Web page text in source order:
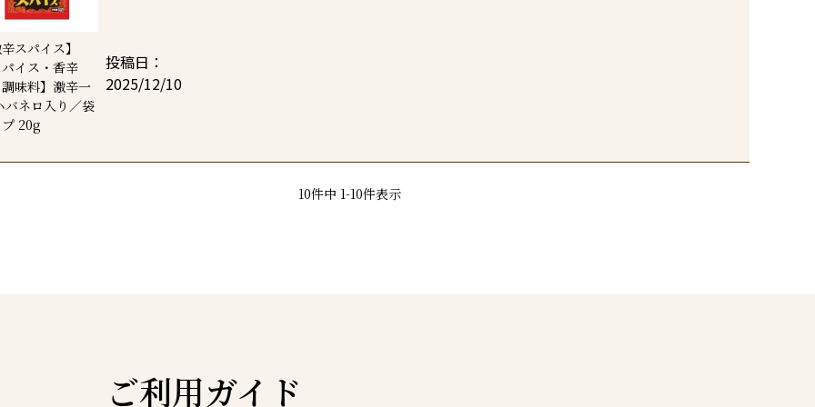
辛スパイス】
パイス・香辛
味料】激辛一
バネロ入り／袋
20g
投稿日
2025/12/10
10件中 1-10件表示
ご利用ガイド